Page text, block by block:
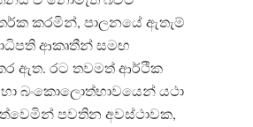
කරමින්, පාලනයේ ඇතැම්
ආකෘතීන් සමඟ
ඇත. රට තවමත් ආර්ථික
බංකොලොත්භාවයෙන් යථා
පවතින අවස්ථාවක,